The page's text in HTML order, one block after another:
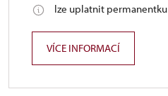
lze uplatnit permanentku
VÍCE INFORMACÍ